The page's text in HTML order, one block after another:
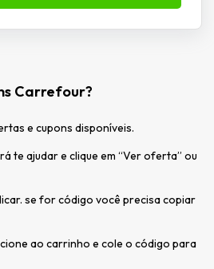
Carrefour?
e cupons disponíveis.
te ajudar e clique em “Ver oferta” ou
se for código você precisa copiar
ao carrinho e cole o código para